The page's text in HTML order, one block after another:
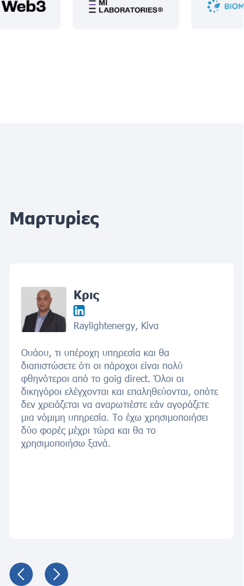
Μαρτυρίες
Κρις
Raylightenergy, Κίνα
Ουάου, τι υπέροχη υπηρεσία και θα
διαπιστώσετε ότι οι πάροχοι είναι πολύ
φθηνότεροι από το goig direct. Όλοι οι
δικηγόροι ελέγχονται και επαληθεύονται, οπότε
δεν χρειάζεται να αναρωτιέστε εάν αγοράζετε
μια νόμιμη υπηρεσία. Το έχω χρησιμοποιήσει
δύο φορές μέχρι τώρα και θα το
χρησιμοποιήσω ξανά.